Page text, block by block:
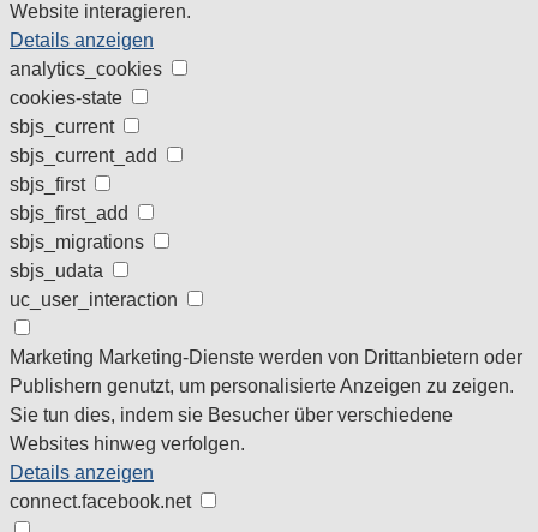
Website interagieren.
Details anzeigen
analytics_cookies
cookies-state
sbjs_current
sbjs_current_add
sbjs_first
sbjs_first_add
sbjs_migrations
sbjs_udata
uc_user_interaction
Marketing Marketing-Dienste werden von Drittanbietern oder
Publishern genutzt, um personalisierte Anzeigen zu zeigen.
Sie tun dies, indem sie Besucher über verschiedene
Websites hinweg verfolgen.
Details anzeigen
connect.facebook.net